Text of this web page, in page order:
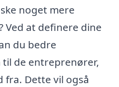
noget mere
Ved at definere dine
du bedre
de entreprenører,
Dette vil også